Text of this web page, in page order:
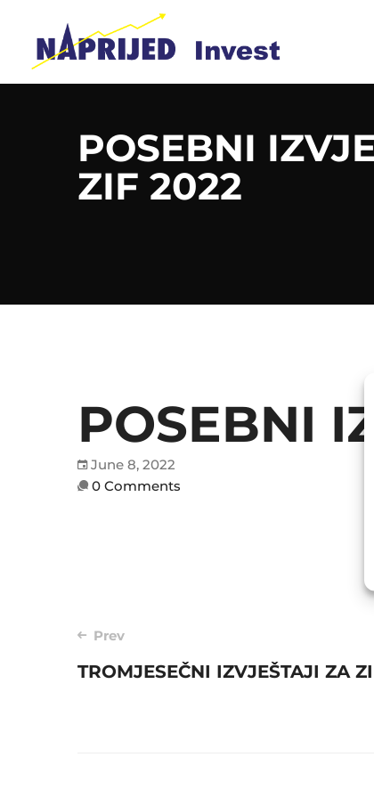
POSEBNI
ZIF 2022
POSEBNI
June 8, 2022
0 Comments
Post
navigation
Prev
TROMJESEČNI IZVJEŠTAJI ZA